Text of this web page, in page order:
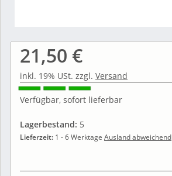
21,50 €
inkl. 19% USt. zzgl. Versand
Verfügbar, sofort lieferbar
Lagerbestand: 5
Lieferzeit: 1 - 6 Werktage Ausland abweichend